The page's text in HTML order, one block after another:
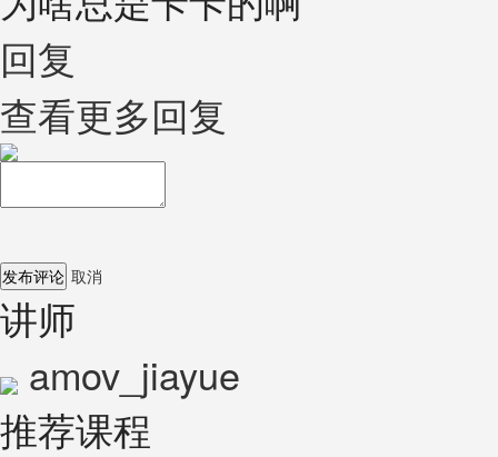
回复
查看更多回复
发布评论 取消
讲师
amov_jiayue
推荐课程